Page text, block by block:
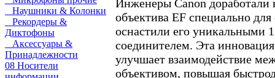
Наушники & Колонки
Рекордеры &
Диктофоны
Аксессуары &
Принадлежности
08 Носители
Инженеры Canon доработали
объектива EF специально
оснастили его уникальными
соединителем. Эта
улучшает взаимодействие
объективом, повышая